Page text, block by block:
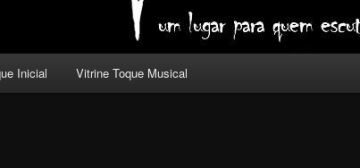
Inicial Vitrine Toque Musical